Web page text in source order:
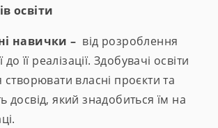
освіти
навички – від розроблення
до її реалізації. Здобувачі освіти
створювати власні проєкти та
досвід, який знадобиться їм на